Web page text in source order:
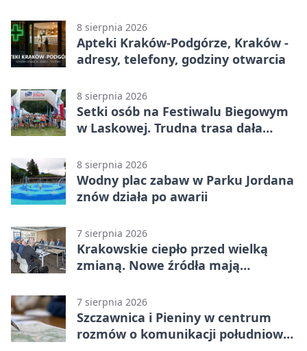
8 sierpnia 2026
Apteki Kraków-Podgórze, Kraków -
adresy, telefony, godziny otwarcia
8 sierpnia 2026
Setki osób na Festiwalu Biegowym
w Laskowej. Trudna trasa dała
8 sierpnia 2026
Wodny plac zabaw w Parku Jordana
znów działa po awarii
7 sierpnia 2026
Krakowskie ciepło przed wielką
zmianą. Nowe źródła mają
7 sierpnia 2026
Szczawnica i Pieniny w centrum
rozmów o komunikacji południowej